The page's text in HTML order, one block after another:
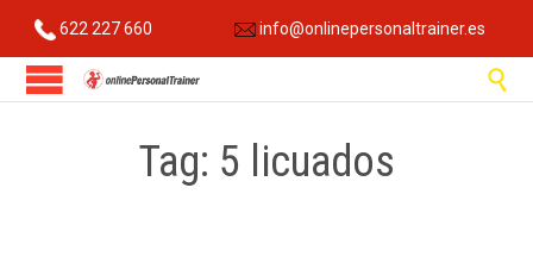
622 227 660 info@onlinepersonaltrainer.es

Tag: 5 licuados